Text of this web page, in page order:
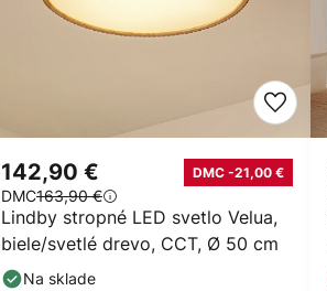
Lindby stropné LED svetlo Velua,
biele/svetlé drevo, CCT, Ø 50 cm
142,90 € DMC -21,00 €
DMC163,90 €
Na sklade